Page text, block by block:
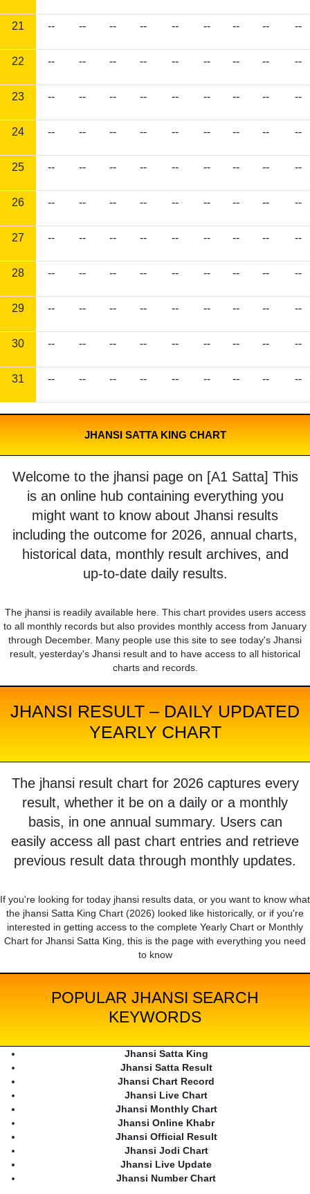
21 -- -- -- -- -- -- -- -- --
22 -- -- -- -- -- -- -- -- --
23 -- -- -- -- -- -- -- -- --
24 -- -- -- -- -- -- -- -- --
25 -- -- -- -- -- -- -- -- --
26 -- -- -- -- -- -- -- -- --
27 -- -- -- -- -- -- -- -- --
28 -- -- -- -- -- -- -- -- --
29 -- -- -- -- -- -- -- -- --
30 -- -- -- -- -- -- -- -- --
31 -- -- -- -- -- -- -- -- --
JHANSI SATTA KING CHART
Welcome to the jhansi page on [A1 Satta] This
is an online hub containing everything you
might want to know about Jhansi results
including the outcome for 2026, annual charts,
historical data, monthly result archives, and
up-to-date daily results.
The jhansi is readily available here. This chart provides users access
to all monthly records but also provides monthly access from January
through December. Many people use this site to see today's Jhansi
result, yesterday's Jhansi result and to have access to all historical
charts and records.
JHANSI RESULT – DAILY UPDATED
YEARLY CHART
The jhansi result chart for 2026 captures every
result, whether it be on a daily or a monthly
basis, in one annual summary. Users can
easily access all past chart entries and retrieve
previous result data through monthly updates.
If you're looking for today jhansi results data, or you want to know what
the jhansi Satta King Chart (2026) looked like historically, or if you're
interested in getting access to the complete Yearly Chart or Monthly
Chart for Jhansi Satta King, this is the page with everything you need
to know
POPULAR JHANSI SEARCH
KEYWORDS
Jhansi Satta King
Jhansi Satta Result
Jhansi Chart Record
Jhansi Live Chart
Jhansi Monthly Chart
Jhansi Online Khabr
Jhansi Official Result
Jhansi Jodi Chart
Jhansi Live Update
Jhansi Number Chart